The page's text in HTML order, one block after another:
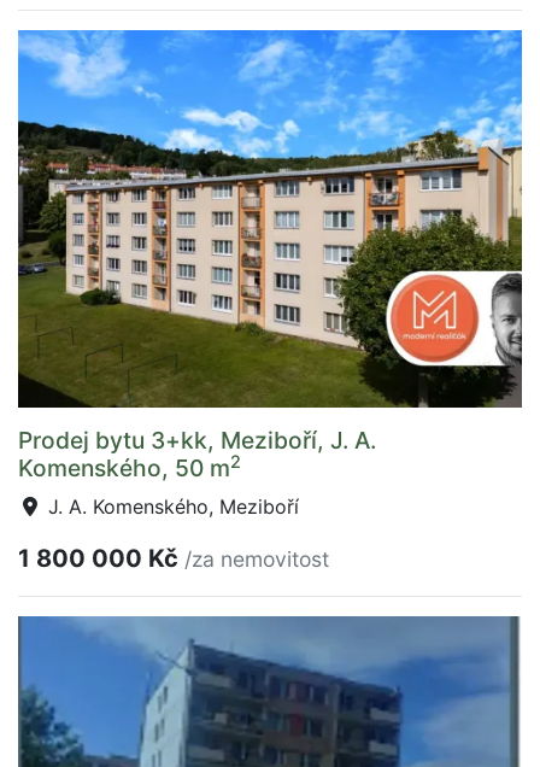
Prodej bytu 3+kk, Meziboří, J. A.
Komenského, 50 m2
J. A. Komenského, Meziboří
1 800 000 Kč /za nemovitost